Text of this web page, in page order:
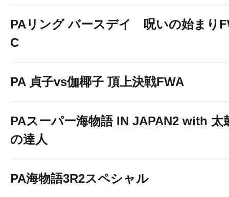
PAリング バースデイ 呪いの始まり
C
PA 貞子vs伽椰子 頂上決戦FWA
PAスーパー海物語 IN JAPAN2 with 太
の達人
PA海物語3R2スペシャル